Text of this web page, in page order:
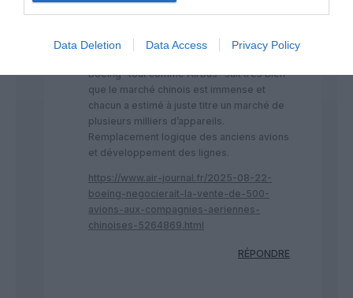
Data Deletion Data Access Privacy Policy
depuis….et ont donc oublié…
Boeing -tout comme Airbus- sait très bien
que le marché chinois est immense et
chacun a estimé à juste titre un marché de
plusieurs milliers d’appareils.
Remplacement logique des anciens avions
et développement des lignes.
https://www.air-journal.fr/2025-08-22-
boeing-negocierait-la-vente-de-500-
avions-aux-compagnies-aeriennes-
chinoises-5264869.html
RÉPONDRE